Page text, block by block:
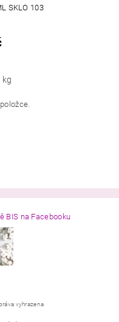
SKLO 103
kg
BIS na Facebooku
vyhrazena